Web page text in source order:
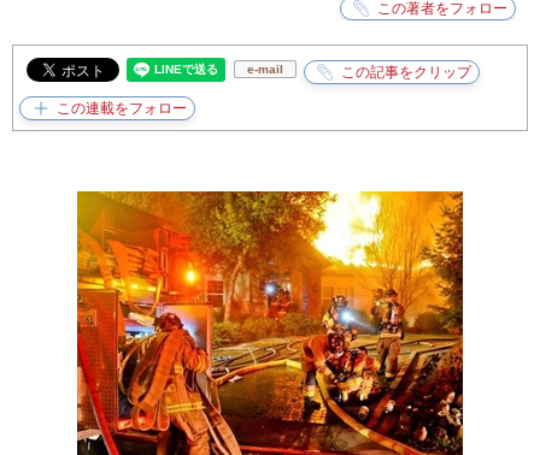
e-mail